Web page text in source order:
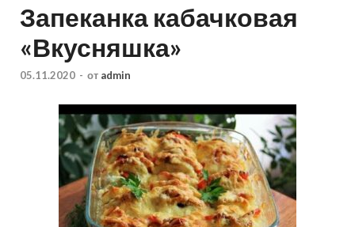
Запеканка кабачковая
«Вкусняшка»
05.11.2020 - от admin